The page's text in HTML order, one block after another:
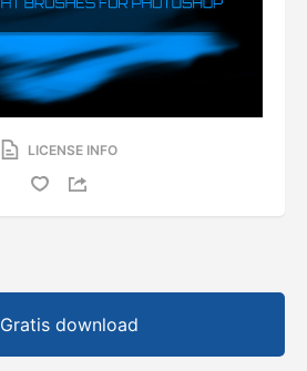
LICENSE INFO
Gratis download